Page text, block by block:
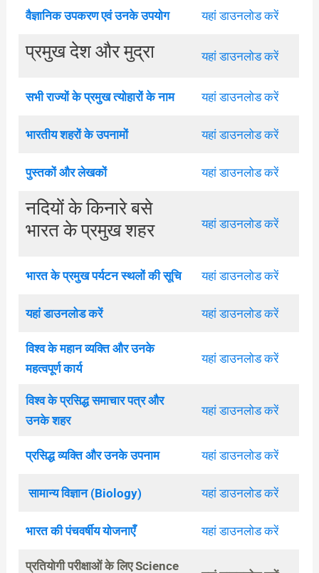
वैज्ञानिक उपकरण एवं उनके उपयोग यहां डाउनलोड करें
प्रमुख देश और मुद्रा यहां डाउनलोड करें
सभी राज्यों के प्रमुख त्योहारों के नाम यहां डाउनलोड करें
भारतीय शहरों के उपनामों यहां डाउनलोड करें
पुस्तकों और लेखकों यहां डाउनलोड करें
नदियों के किनारे बसे
भारत के प्रमुख शहर
यहां डाउनलोड करें
भारत के प्रमुख पर्यटन स्थलों की सूचि यहां डाउनलोड करें
यहां डाउनलोड करें यहां डाउनलोड करें
विश्व के महान व्यक्ति और उनके
महत्वपूर्ण कार्य
यहां डाउनलोड करें
विश्व के प्रसिद्ध समाचार पत्र और
उनके शहर
यहां डाउनलोड करें
प्रसिद्ध व्यक्ति और उनके उपनाम यहां डाउनलोड करें
सामान्य विज्ञान (Biology) यहां डाउनलोड करें
भारत की पंचवर्षीय योजनाएँ यहां डाउनलोड करें
प्रतियोगी परीक्षाओं के लिए Science